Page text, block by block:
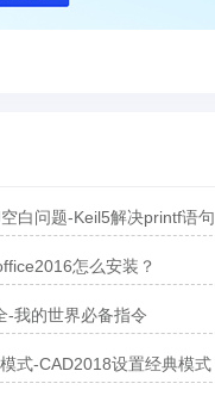
白问题-Keil5解决printf语句
怎么安装？
-我的世界必备指令
式-CAD2018设置经典模式